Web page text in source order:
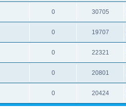
0 30705
0 19707
0 22321
0 20801
0 20424